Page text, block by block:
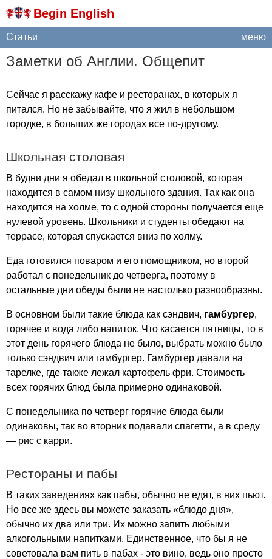
Begin English
меню
Статьи
Заметки об Англии. Общепит
Сейчас я расскажу кафе и ресторанах, в которых я
питался. Но не забывайте, что я жил в небольшом
городке, в больших же городах все по-другому.
Школьная столовая
В будни дни я обедал в школьной столовой, которая
находится в самом низу школьного здания. Так как она
находится на холме, то с одной стороны получается еще
нулевой уровень. Школьники и студенты обедают на
террасе, которая спускается вниз по холму.
Еда готовился поваром и его помощником, но второй
работал с понедельник до четверга, поэтому в
остальные дни обеды были не настолько разнообразны.
В основном были такие блюда как сэндвич, гамбургер,
горячее и вода либо напиток. Что касается пятницы, то в
этот день горячего блюда не было, выбрать можно было
только сэндвич или гамбургер. Гамбургер давали на
тарелке, где также лежал картофель фри. Стоимость
всех горячих блюд была примерно одинаковой.
С понедельника по четверг горячие блюда были
одинаковы, так во вторник подавали спагетти, а в среду
— рис с карри.
Рестораны и пабы
В таких заведениях как пабы, обычно не едят, в них пьют.
Но все же здесь вы можете заказать «блюдо дня»,
обычно их два или три. Их можно запить любыми
алкогольными напитками. Единственное, что бы я не
советовала вам пить в пабах - это вино, ведь оно просто